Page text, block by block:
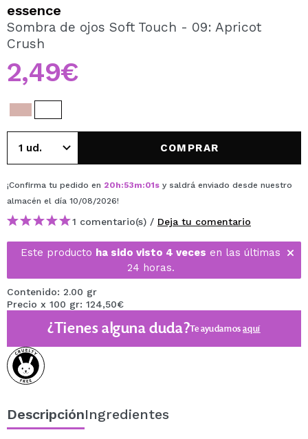
Al crear una cuenta en Maquillalia.com podrás realizar
tus compras rápidamente, revisar el estado de tus
essence
Sombra de ojos Soft Touch - 09: Apricot
Crush
2,49€
COMPRAR
¡Confirma tu pedido en 20h:53m:01s y saldrá enviado desde nuestro
almacén el día 10/08/2026!
1 comentario(s) / Deja tu comentario
Este producto ha sido visto 4 veces en las últimas
24 horas.
Contenido: 2.00 gr
Precio x 100 gr: 124,50€
¿Tienes alguna duda?Te ayudamosaquí
DescripciónIngredientes